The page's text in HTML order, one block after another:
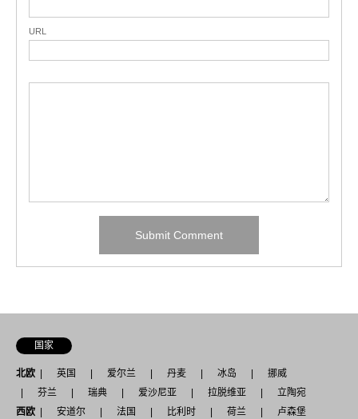
URL
国家
北欧 英国 爱尔兰 丹麦 冰岛
挪威
芬兰
瑞典 爱沙尼亚 拉脱维亚
立陶宛
西欧
安道尔 法国 比利时 荷兰
卢森堡